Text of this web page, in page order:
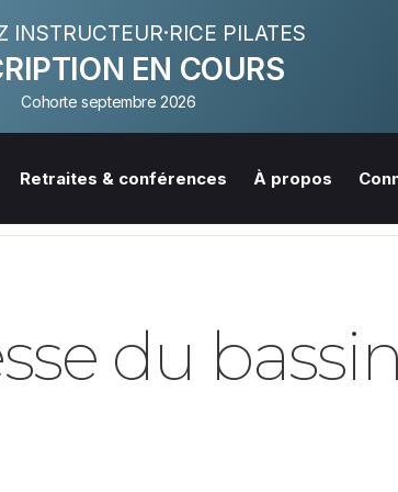
INSTRUCTEUR·RICE PILATES
EN COURS
Cohorte septembre 2026
Retraites & conférences À propos
du bassin